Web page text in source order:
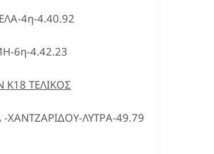
4η-4.40.92
6η-4.42.23
Κ18 ΤΕΛΙΚΟΣ
ΛΥΤΡΑ-49.79